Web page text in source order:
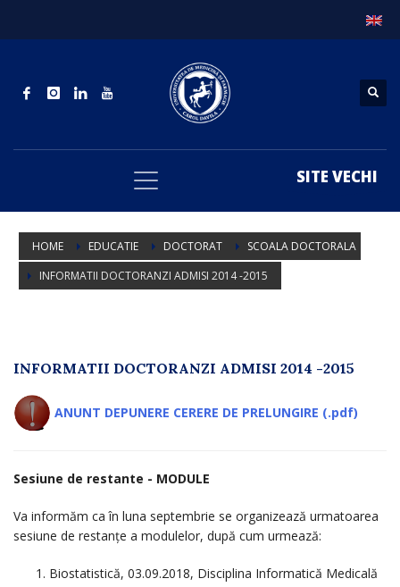
SITE VECHI
HOME EDUCATIE DOCTORAT
SCOALA DOCTORALA
INFORMATII DOCTORANZI ADMISI 2014 -2015
INFORMATII DOCTORANZI ADMISI 2014 -2015
ANUNT DEPUNERE CERERE DE PRELUNGIRE (.pdf)
Sesiune de restante - MODULE
Va informăm ca în luna septembrie se organizează urmatoarea
sesiune de restanțe a modulelor, după cum urmează:
Biostatistică, 03.09.2018, Disciplina Informatică Medicală